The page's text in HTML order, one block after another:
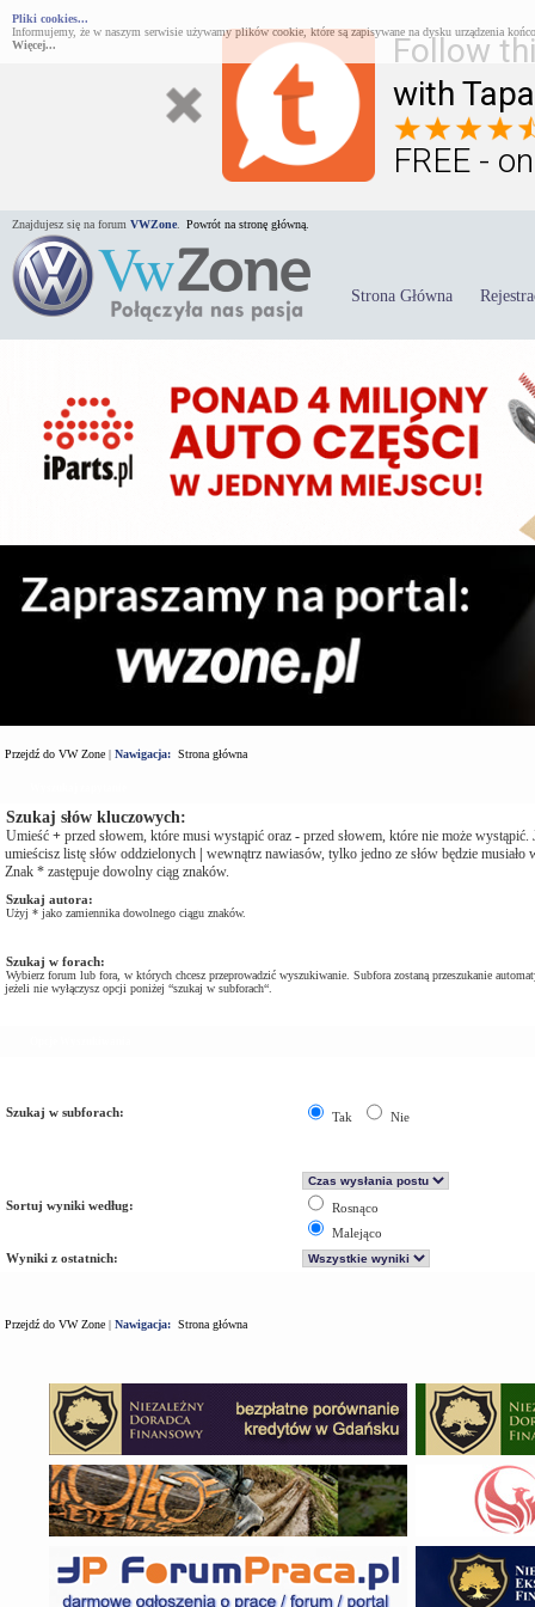
Follow
with
FREE -
Pliki cookies...
Informujemy, że w naszym serwisie używamy plików cookie, które są zapisywane na dysku urządzenia
Więcej...
Znajdujesz się na forum VWZone Powrót na stronę główną.
Strona Główna
Przejdź do VW Zone | Nawigacja: Strona główna
Szukaj słów kluczowych:
Umieść + przed słowem, które musi wystąpić oraz - przed słowem, które nie może wystąpić.
umieścisz listę słów oddzielonych | wewnątrz nawiasów, tylko jedno ze słów będzie musiało
Znak * zastępuje dowolny ciąg znaków.
Szukaj autora:
Użyj * jako zamiennika dowolnego ciągu znaków.
Szukaj w forach:
Wybierz forum lub fora, w których chcesz przeprowadzić wyszukiwanie. Subfora zostaną przeszukanie
jeżeli nie wyłączysz opcji poniżej “szukaj w subforach“.
Szukaj w subforach: Tak Nie
Sortuj wyniki według:
Rosnąco
Malejąco
Wyniki z ostatnich:
Przejdź do VW Zone | Nawigacja: Strona główna